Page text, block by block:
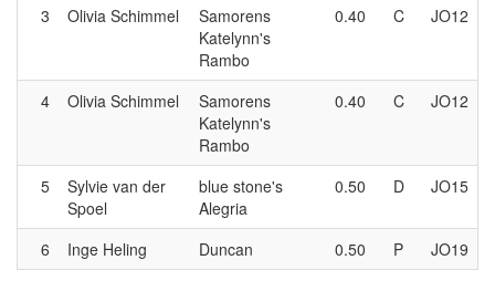
3 Olivia Schimmel
Samorens
Katelynn's
Rambo
0.40 C JO12
4 Olivia Schimmel
Samorens
Katelynn's
Rambo
0.40 C JO12
5
Sylvie van der
Spoel
blue stone's
Alegria
0.50 D JO15
6 Inge Heling Duncan 0.50 P JO19